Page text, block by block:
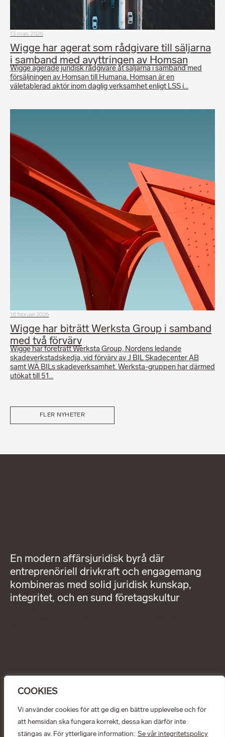
COOKIES
Vi använder cookies för att ge dig en bättre upplevelse och för
att hemsidan ska fungera korrekt, dessa kan därför inte
stängas av. För ytterligare information: Se vår integritetspolicy
13 mars 2026
Wigge har agerat som rådgivare till säljarna
i samband med avyttringen av Homsan
Wigge agerade juridisk rådgivare åt säljarna i samband med
försäljningen av Homsan till Humana. Homsan är en
väletablerad aktör inom daglig verksamhet enligt LSS i…
18 februari 2026
Wigge har biträtt Werksta Group i samband
med två förvärv
Wigge har företrätt Werksta Group, Nordens ledande
skadeverkstadskedja, vid förvärv av J BIL Skadecenter AB
samt WÄ BILs skadeverksamhet. Werksta-gruppen har därmed
utökat till 51…
FLER NYHETER
En modern affärsjuridisk byrå där
entreprenöriell drivkraft och engagemang
kombineras med solid juridisk kunskap,
integritet, och en sund företagskultur
+46 (0)722 11 65 15
SE–111 45 Stockholm